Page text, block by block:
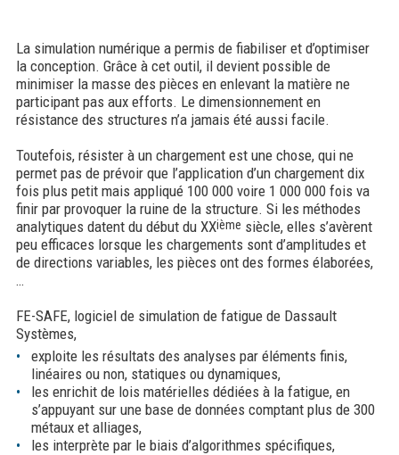
La simulation numérique a permis de fiabiliser et d’optimiser
la conception. Grâce à cet outil, il devient possible de
minimiser la masse des pièces en enlevant la matière ne
participant pas aux efforts. Le dimensionnement en
résistance des structures n’a jamais été aussi facile.
Toutefois, résister à un chargement est une chose, qui ne
permet pas de prévoir que l’application d’un chargement dix
fois plus petit mais appliqué 100 000 voire 1 000 000 fois va
finir par provoquer la ruine de la structure. Si les méthodes
analytiques datent du début du XXième siècle, elles s’avèrent
peu efficaces lorsque les chargements sont d’amplitudes et
de directions variables, les pièces ont des formes élaborées,
…
FE-SAFE, logiciel de simulation de fatigue de Dassault
Systèmes,
exploite les résultats des analyses par éléments finis,
linéaires ou non, statiques ou dynamiques,
les enrichit de lois matérielles dédiées à la fatigue, en
s’appuyant sur une base de données comptant plus de 300
métaux et alliages,
les interprète par le biais d’algorithmes spécifiques,